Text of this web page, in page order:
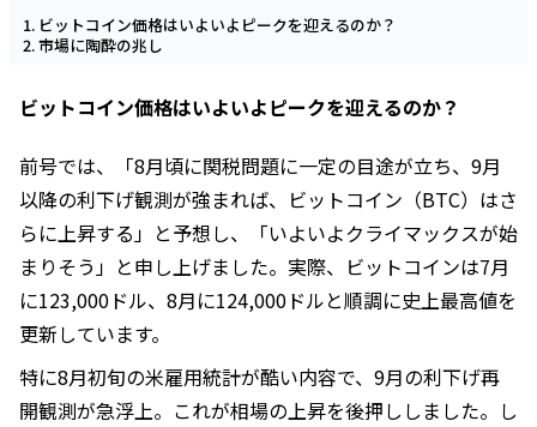
ビットコイン価格はいよいよピークを迎えるのか？
市場に陶酔の兆し
ビットコイン価格はいよいよピークを迎えるのか？
前号では、「8月頃に関税問題に一定の目途が立ち、9月
以降の利下げ観測が強まれば、ビットコイン（BTC）はさ
らに上昇する」と予想し、「いよいよクライマックスが始
まりそう」と申し上げました。実際、ビットコインは7月
に123,000ドル、8月に124,000ドルと順調に史上最高値を
更新しています。
特に8月初旬の米雇用統計が酷い内容で、9月の利下げ再
開観測が急浮上。これが相場の上昇を後押ししました。し